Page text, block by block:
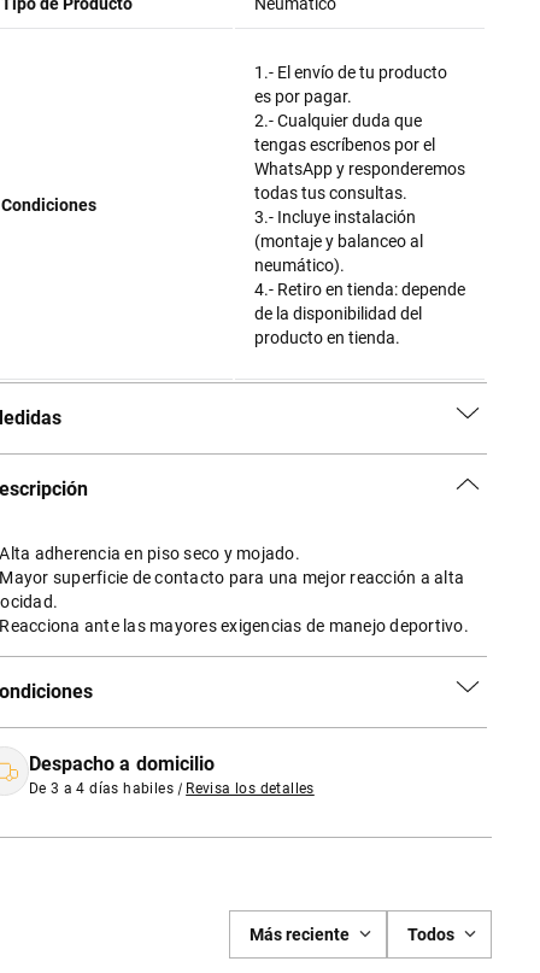
Condiciones
1.- El envío de tu producto
es por pagar.
2.- Cualquier duda que
tengas escríbenos por el
WhatsApp y responderemos
todas tus consultas.
3.- Incluye instalación
(montaje y balanceo al
neumático).
4.- Retiro en tienda: depende
de la disponibilidad del
producto en tienda.
adherencia en piso seco y mojado.
superficie de contacto para una mejor reacción a alta
ante las mayores exigencias de manejo deportivo.
Despacho a domicilio
De 3 a 4 días habiles | Revisa los detalles
Más reciente Todos